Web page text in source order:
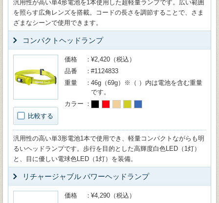
汎用性が高い単4形電池を1本使用した超軽量ランプです。広い範囲
を照らす広角レンズを搭載。コードの長さを調節することで、さま
ざまなシーンで使用できます。
コンパクトヘッドランプ
比較する
価格
¥2,420（税込）
品番
#1124833
重量
46g（69g）※（ ）内は電池を含む重量
です。
カラー
汎用性の高い単3形電池1本で使用でき、軽量コンパクトながらも明
るいヘッドランプです。歩行を目的とした高輝度白色LED（1灯）
と、目に優しい電球色LED（1灯）を装備。
リチャージャブル パワーヘッドランプ
価格
¥4,290（税込）